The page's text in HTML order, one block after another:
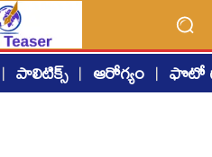
పాలిటిక్స్ ఆరోగ్యం ఫొటో